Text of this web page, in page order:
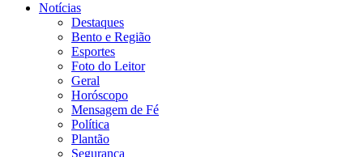
Notícias
Destaques
Bento e Região
Esportes
Foto do Leitor
Geral
Horóscopo
Mensagem de Fé
Política
Plantão
Segurança